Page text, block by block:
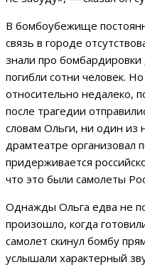
В бомбоубежище
связь в городе
знали про бомбардировки
погибли сотни человек.
относительно недалеко,
после трагедии
словам Ольги, ни один из
драмтеатре организовал
придерживается
что это были самолеты
Однажды Ольга едва не
произошло, когда
самолет скинул бомбу
услышали характерный